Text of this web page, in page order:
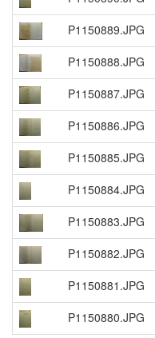
P1150889.JPG
P1150888.JPG
P1150887.JPG
P1150886.JPG
P1150885.JPG
P1150884.JPG
P1150883.JPG
P1150882.JPG
P1150881.JPG
P1150880.JPG